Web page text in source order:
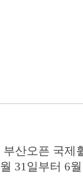
부산오픈 국제
31일부터 6